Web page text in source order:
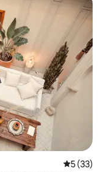
Средна
5 (33)